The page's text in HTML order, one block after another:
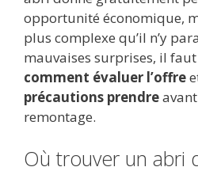
opportunité économique,
plus complexe qu’il n’y
mauvaises surprises, il
comment évaluer l’offre
précautions prendre
remontage.
Où trouver un abri